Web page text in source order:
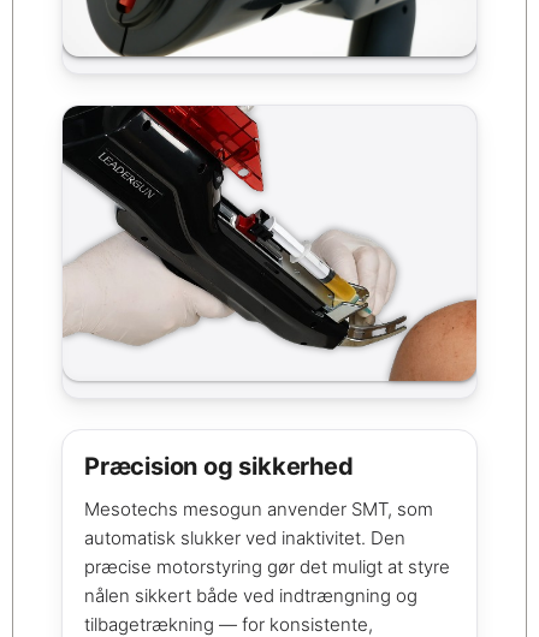
Præcision og sikkerhed
Mesotechs mesogun anvender SMT, som
automatisk slukker ved inaktivitet. Den
præcise motorstyring gør det muligt at styre
nålen sikkert både ved indtrængning og
tilbagetrækning — for konsistente,